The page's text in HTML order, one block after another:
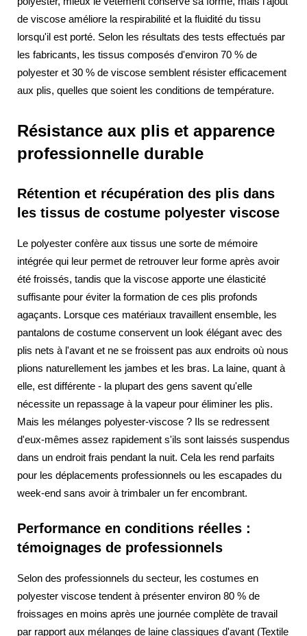
de viscose améliore la respirabilité et la fluidité du tissu
lorsqu'il est porté. Selon les résultats des tests effectués par
les fabricants, les tissus composés d'environ 70 % de
polyester et 30 % de viscose semblent résister efficacement
aux plis, quelles que soient les conditions de température.
Résistance aux plis et apparence
professionnelle durable
Rétention et récupération des plis dans
les tissus de costume polyester viscose
Le polyester confère aux tissus une sorte de mémoire
intégrée qui leur permet de retrouver leur forme après avoir
été froissés, tandis que la viscose apporte une élasticité
suffisante pour éviter la formation de ces plis profonds
agaçants. Lorsque ces matériaux travaillent ensemble, les
pantalons de costume conservent un look élégant avec des
plis nets à l'avant et ne se froissent pas aux endroits où nous
plions naturellement les jambes et les bras. La laine, quant à
elle, est différente - la plupart des gens savent qu'elle
nécessite un repassage à la vapeur pour éliminer les plis.
Mais les mélanges polyester-viscose ? Ils se redressent
d'eux-mêmes assez rapidement s'ils sont laissés suspendus
dans un endroit frais pendant la nuit. Cela les rend parfaits
pour les déplacements professionnels ou les escapades du
week-end sans avoir à trimbaler un fer encombrant.
Performance en conditions réelles :
témoignages de professionnels
Selon des professionnels du secteur, les costumes en
polyester viscose tendent à présenter environ 80 % de
froissages en moins après une journée complète de travail
par rapport aux mélanges de laine classiques d'avant (Textile